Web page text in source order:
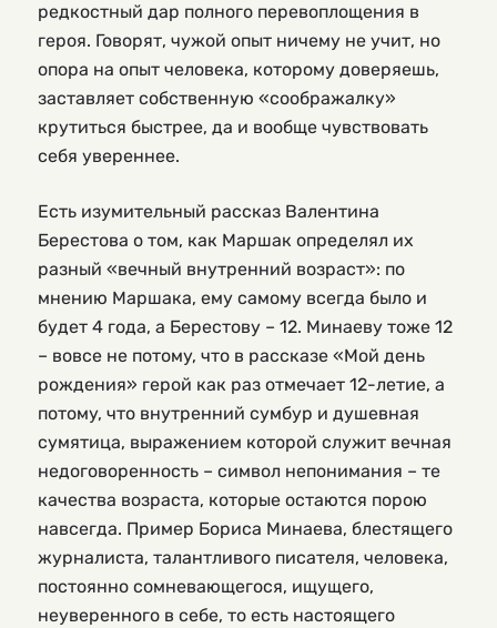
редкостный дар полного перевоплощения в
героя. Говорят, чужой опыт ничему не учит, но
опора на опыт человека, которому доверяешь,
заставляет собственную «соображалку»
крутиться быстрее, да и вообще чувствовать
себя увереннее.
Есть изумительный рассказ Валентина
Берестова о том, как Маршак определял их
разный «вечный внутренний возраст»: по
мнению Маршака, ему самому всегда было и
будет 4 года, а Берестову – 12. Минаеву тоже 12
– вовсе не потому, что в рассказе «Мой день
рождения» герой как раз отмечает 12-летие, а
потому, что внутренний сумбур и душевная
сумятица, выражением которой служит вечная
недоговоренность – символ непонимания – те
качества возраста, которые остаются порою
навсегда. Пример Бориса Минаева, блестящего
журналиста, талантливого писателя, человека,
постоянно сомневающегося, ищущего,
неуверенного в себе, то есть настоящего